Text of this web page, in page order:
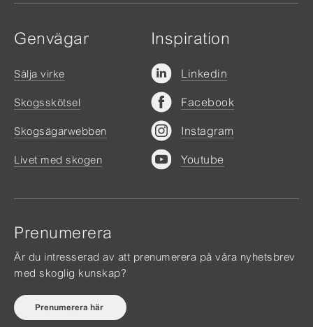
Genvägar
Sälja virke
Skogsskötsel
Skogsägarwebben
Livet med skogen
Prenumerera
Är du intresserad av att prenumerera på våra nyhetsbrev
med skoglig kunskap?
Prenumerera här
Inspiration
Linkedin
Facebook
Instagram
Youtube